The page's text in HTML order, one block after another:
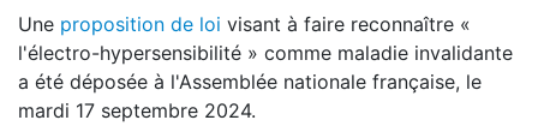
Une proposition de loi visant à faire reconnaître «
l'électro-hypersensibilité » comme maladie invalidante
a été déposée à l'Assemblée nationale française, le
mardi 17 septembre 2024.